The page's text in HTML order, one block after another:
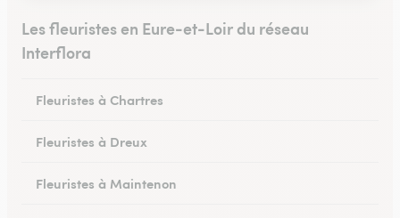
Les fleuristes en Eure-et-Loir du réseau
Interflora
Fleuristes à Chartres
Fleuristes à Dreux
Fleuristes à Maintenon